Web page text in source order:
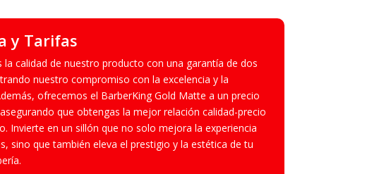
y Tarifas
la calidad de nuestro producto con una garantía de dos
nuestro compromiso con la excelencia y la
ofrecemos el BarberKing Gold Matte a un precio
que obtengas la mejor relación calidad-precio
Invierte en un sillón que no solo mejora la experiencia
sino que también eleva el prestigio y la estética de tu